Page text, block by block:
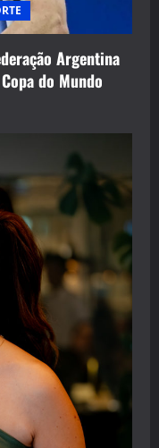
Argentina
do Mundo